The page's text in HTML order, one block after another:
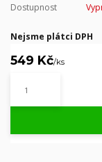
Dostupnost
Nejsme plátci DPH
549 Kč/ks